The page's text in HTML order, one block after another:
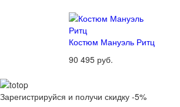
Костюм Мануэль Ритц
90 495 руб.
Зарегистрируйся и получи скидку -5%